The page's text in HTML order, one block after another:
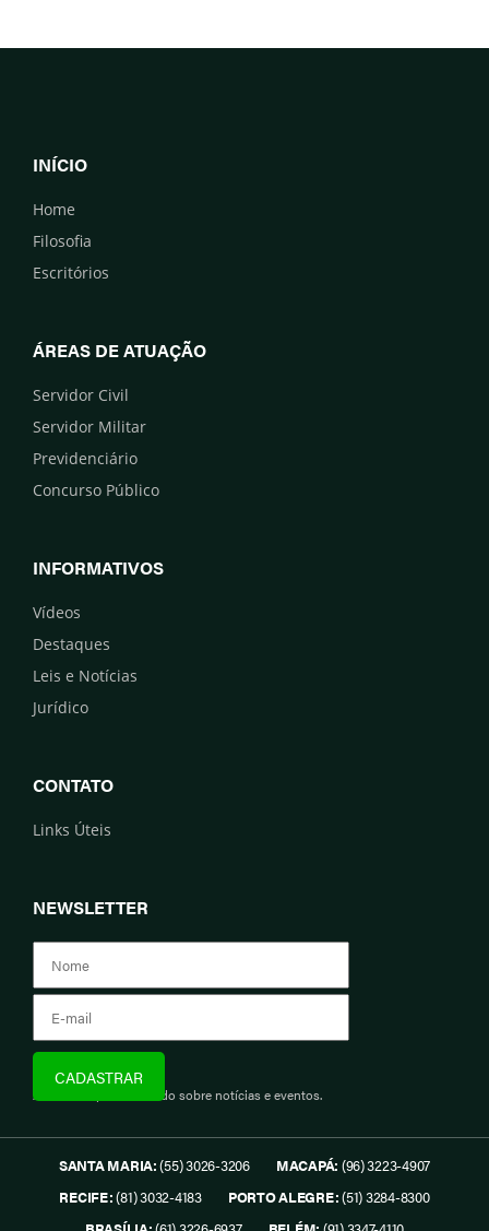
INÍCIO
Home
Filosofia
Escritórios
ÁREAS DE ATUAÇÃO
Servidor Civil
Servidor Militar
Previdenciário
Concurso Público
INFORMATIVOS
Vídeos
Destaques
Leis e Notícias
Jurídico
CONTATO
Links Úteis
NEWSLETTER
Assine e fique informado sobre notícias e eventos.
SANTA MARIA:(55) 3026-3206 MACAPÁ: (96) 3223-4907
RECIFE:(81) 3032-4183 PORTO ALEGRE:(51) 3284-8300